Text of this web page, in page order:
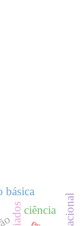
básica
ciência